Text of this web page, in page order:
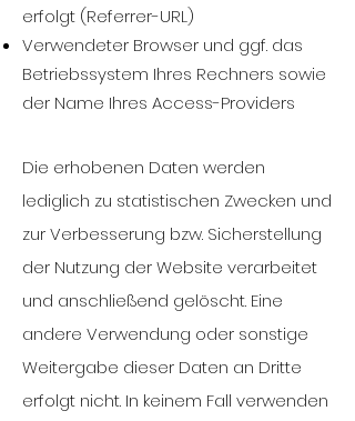
erfolgt (Referrer-URL)
Verwendeter Browser und ggf. das
Betriebssystem Ihres Rechners sowie
der Name Ihres Access-Providers
Die erhobenen Daten werden
lediglich zu statistischen Zwecken und
zur Verbesserung bzw. Sicherstellung
der Nutzung der Website verarbeitet
und anschließend gelöscht. Eine
andere Verwendung oder sonstige
Weitergabe dieser Daten an Dritte
erfolgt nicht. In keinem Fall verwenden